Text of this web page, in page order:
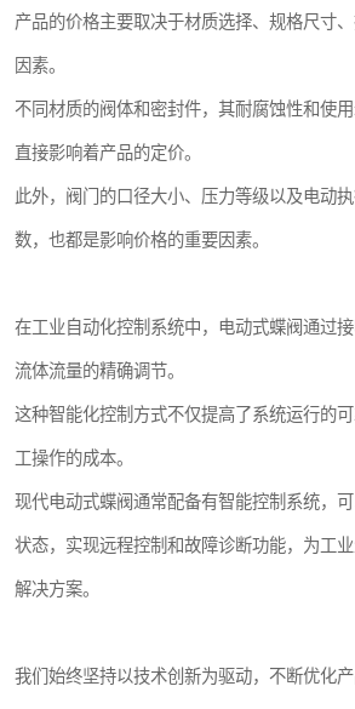
产品的价格主要取决于材质选择、规格尺寸
因素。
不同材质的阀体和密封件，其耐腐蚀性和使
直接影响着产品的定价。
此外，阀门的口径大小、压力等级以及电动
数，也都是影响价格的重要因素。
在工业自动化控制系统中，电动式蝶阀通过
流体流量的精确调节。
这种智能化控制方式不仅提高了系统运行的
工操作的成本。
现代电动式蝶阀通常配备有智能控制系统，
状态，实现远程控制和故障诊断功能，为工
解决方案。
我们始终坚持以技术创新为驱动，不断优化产